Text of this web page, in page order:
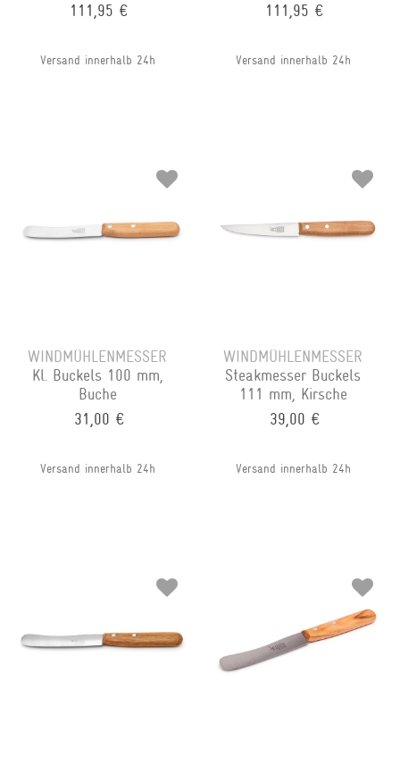
111,95 €
Versand innerhalb 24h
111,95 €
Versand innerhalb 24h
WINDMÜHLENMESSER
Kl. Buckels 100 mm,
Buche
31,00 €
Versand innerhalb 24h
WINDMÜHLENMESSER
Steakmesser Buckels
111 mm, Kirsche
39,00 €
Versand innerhalb 24h